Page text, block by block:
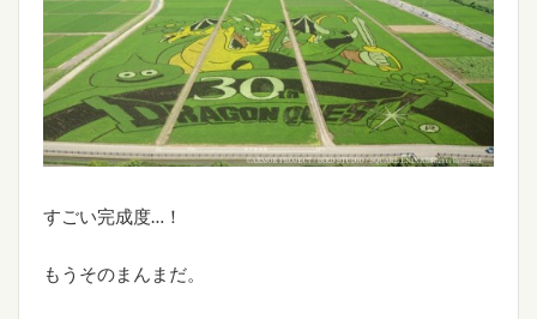
すごい完成度…！
もうそのまんまだ。